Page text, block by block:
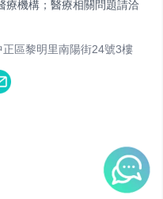
療機構；醫療相關問題請洽
區黎明里南陽街24號3樓